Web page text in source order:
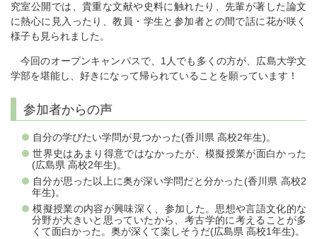
究室公開では、貴重な文献や史料に触れたり、先輩が著した論文
に熱心に見入ったり、教員・学生と参加者との間で話に花が咲く
様子も見られました。
今回のオープンキャンパスで、1人でも多くの方が、広島大学文
学部を堪能し、好きになって帰られていることを願っています！
参加者からの声
自分の学びたい学問が見つかった(香川県 高校2年生)。
世界史はあまり得意ではなかったが、模擬授業が面白かった
(広島県 高校2年生)。
自分が思った以上に奥が深い学問だと分かった(香川県 高校2
年生)。
模擬授業の内容が興味深く、参加した。思想や言語文化的な
分野が大きいと思っていたから、考古学的に考えることが多
くて面白かった。奥が深くて楽しそうだ(広島県 高校1年生)。